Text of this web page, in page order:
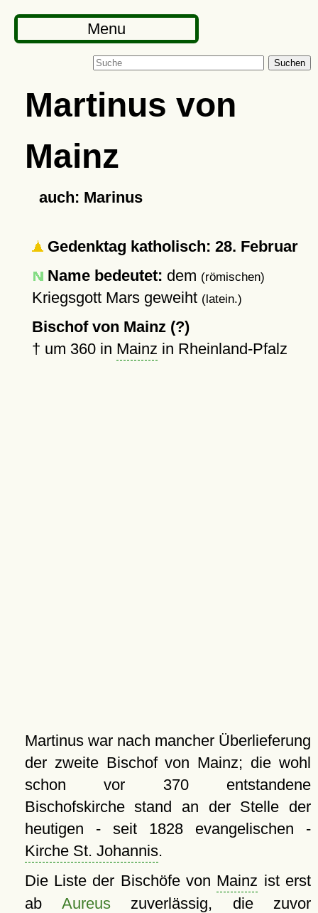
Menu
Suchen
Martinus von
Mainz
auch: Marinus
Gedenktag katholisch: 28. Februar
Name bedeutet: dem (römischen)
Kriegsgott Mars geweiht (latein.)
Bischof von Mainz (?)
† um 360in Mainz in Rheinland-Pfalz
Martinus war nach mancher Überlieferung
der zweite Bischof von Mainz; die wohl
schon vor 370 entstandene
Bischofskirche stand an der Stelle der
heutigen - seit 1828 evangelischen -
Kirche St. Johannis.
Die Liste der Bischöfe von Mainz ist erst
abAureus zuverlässig, die zuvor